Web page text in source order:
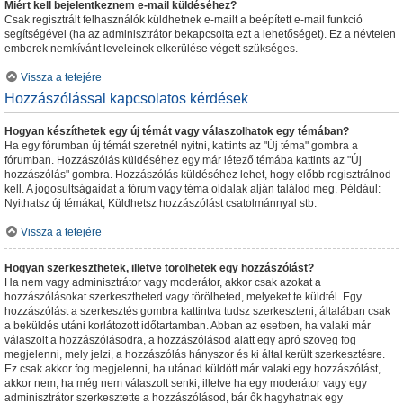
Miért kell bejelentkeznem e-mail küldéséhez?
Csak regisztrált felhasználók küldhetnek e-mailt a beépített e-mail funkció
segítségével (ha az adminisztrátor bekapcsolta ezt a lehetőséget). Ez a névtelen
emberek nemkívánt leveleinek elkerülése végett szükséges.
Vissza a tetejére
Hozzászólással kapcsolatos kérdések
Hogyan készíthetek egy új témát vagy válaszolhatok egy témában?
Ha egy fórumban új témát szeretnél nyitni, kattints az "Új téma" gombra a
fórumban. Hozzászólás küldéséhez egy már létező témába kattints az "Új
hozzászólás" gombra. Hozzászólás küldéséhez lehet, hogy előbb regisztrálnod
kell. A jogosultságaidat a fórum vagy téma oldalak alján találod meg. Például:
Nyithatsz új témákat, Küldhetsz hozzászólást csatolmánnyal stb.
Vissza a tetejére
Hogyan szerkeszthetek, illetve törölhetek egy hozzászólást?
Ha nem vagy adminisztrátor vagy moderátor, akkor csak azokat a
hozzászólásokat szerkesztheted vagy törölheted, melyeket te küldtél. Egy
hozzászólást a szerkesztés gombra kattintva tudsz szerkeszteni, általában csak
a beküldés utáni korlátozott időtartamban. Abban az esetben, ha valaki már
válaszolt a hozzászólásodra, a hozzászólásod alatt egy apró szöveg fog
megjelenni, mely jelzi, a hozzászólás hányszor és ki által került szerkesztésre.
Ez csak akkor fog megjelenni, ha utánad küldött már valaki egy hozzászólást,
akkor nem, ha még nem válaszolt senki, illetve ha egy moderátor vagy egy
adminisztrátor szerkesztette a hozzászólásod, bár ők hagyhatnak egy